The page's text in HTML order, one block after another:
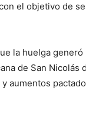
el objetivo de
la huelga
de San Nicolás
aumentos